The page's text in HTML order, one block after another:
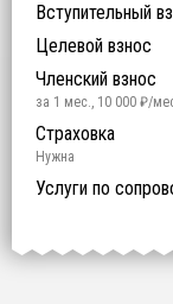
Участие в гос.
Компенсационный
й уровень
Вступительный
Целевой взнос
Членский взнос
за 1 мес., 10 000 ₽/
Предоставление
0₽ за человека
Сертификат ISO
ISO 9001
Сертификат ISO
ISO 14001
Сертификат
OHSAS 18001
Страховка
Нужна
Услуги по